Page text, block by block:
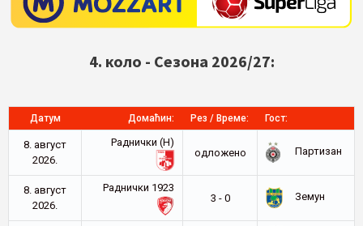
4. коло - Сезона 2026/27:
Датум Домаћин: Рез / Време: Гост:
8. август
2026.
Раднички (Н)
oдложено
Партизан
8. август
2026.
Раднички 1923
3 - 0
Земун